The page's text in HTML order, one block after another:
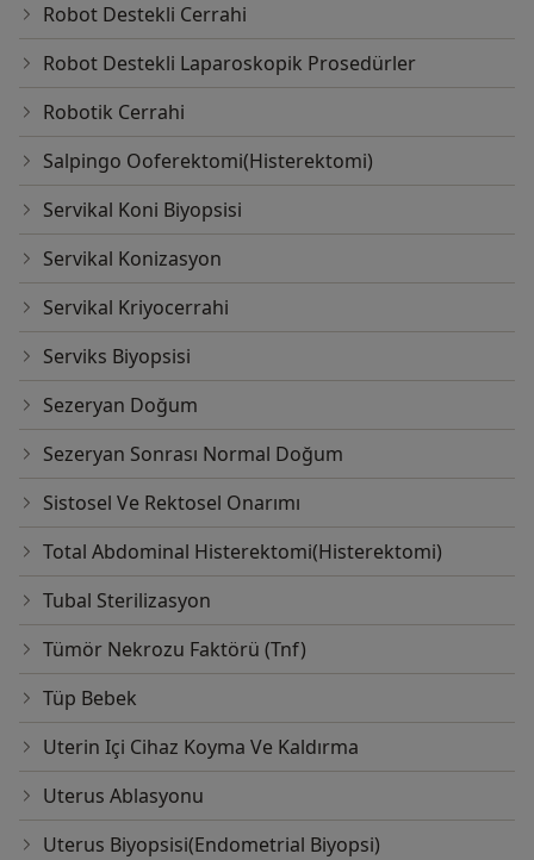
Robot Destekli Cerrahi
Robot Destekli Laparoskopik Prosedürler
Robotik Cerrahi
Salpingo Ooferektomi(Histerektomi)
Servikal Koni Biyopsisi
Servikal Konizasyon
Servikal Kriyocerrahi
Serviks Biyopsisi
Sezeryan Doğum
Sezeryan Sonrası Normal Doğum
Sistosel Ve Rektosel Onarımı
Total Abdominal Histerektomi(Histerektomi)
Tubal Sterilizasyon
Tümör Nekrozu Faktörü (Tnf)
Tüp Bebek
Uterin Içi Cihaz Koyma Ve Kaldırma
Uterus Ablasyonu
Uterus Biyopsisi(Endometrial Biyopsi)